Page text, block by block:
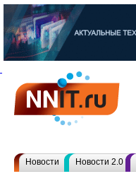
Новости Новости 2.0